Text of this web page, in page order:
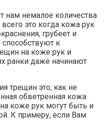
нам немалое количества
это когда кожа рук
грубеет и
способствуют к
на коже рук и
ранки даже начинают
трещин это, как не
обветренная кожа
коже рук могут быть и
К примеру, если Вам